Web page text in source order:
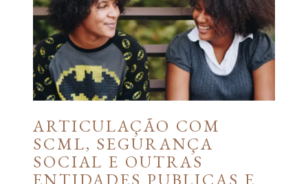
ARTICULAÇÃO COM
SCML, SEGURANÇA
SOCIAL E OUTRAS